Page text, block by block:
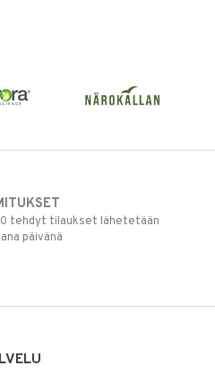
tehdyt tilaukset lähetetään
päivänä